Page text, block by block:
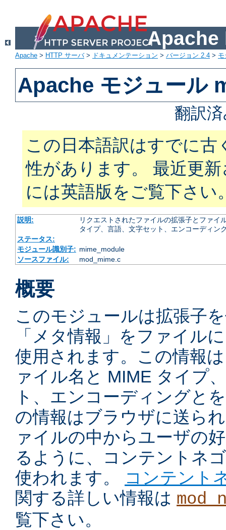
Apache
Apache > HTTP サーバ> ドキュメンテーション > バージョン 2.4 >
Apache モジュール
翻訳
この日本語訳はすでに古
性があります。 最近更
には英語版をご覧下さい
説明:
リクエストされたファイルの拡張子とファ
タイプ、言語、文字セット、エンコーディン
ステータス:
モジュール識別子: mime_module
ソースファイル:
mod_mime.c
概要
このモジュールは拡張子
「メタ情報」をファイル
使用されます。この情報
ァイル名と MIME タイプ
ト、エンコーディングと
の情報はブラウザに送ら
ァイルの中からユーザの
るように、コンテントネ
使われます。
コンテント
関する詳しい情報は
覧下さい。